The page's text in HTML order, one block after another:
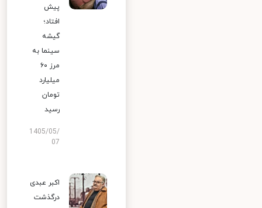
پیش
افتاد؛
گیشه
سینما به
مرز ۶۰
میلیارد
تومان
رسید
1405/05/
07
اکبر عبدی
درگذشت